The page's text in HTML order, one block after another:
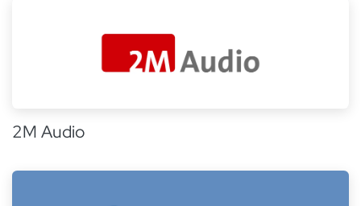
2M Audio